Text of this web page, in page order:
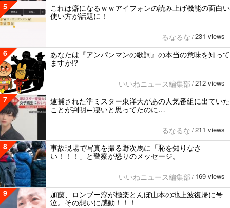
5
これは癖になるｗｗアイフォンの読み上げ機能の面白い
使い方が話題に！
るなるな / 231 views
6
あなたは『アンパンマンの歌詞』の本当の意味を知って
ますか!?
いいねニュース編集部 / 212 views
7
逮捕された準ミスター東洋大があの人気番組に出ていた
ことが判明←凄いと思ってたのに…
るなるな / 211 views
8
事故現場で写真を撮る野次馬に「恥を知りなさ
い！！！」と警察が怒りのメッセージ。
いいねニュース編集部 / 169 views
9
加藤、ロンブー淳が極楽とんぼ山本の地上波復帰に号
泣。その想いに感動！！！